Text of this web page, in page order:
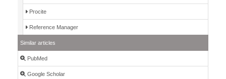
Procite
Reference Manager
Similar articles
PubMed
Google Scholar